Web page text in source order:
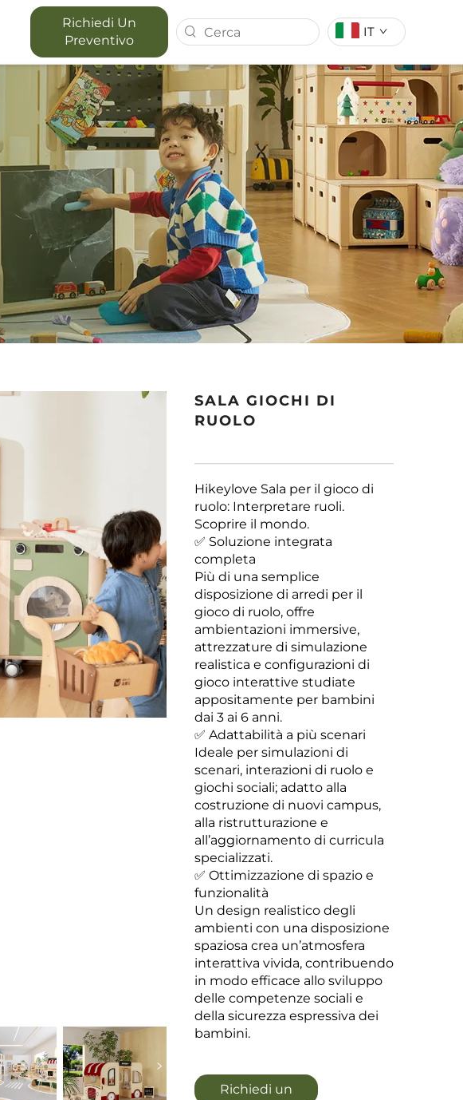
SERIE LUMIN FOREST SERIE MAPORA
SPAZIO ALL'APERTO
Richiedi Un
Preventivo
IT
SALA GIOCHI DI
RUOLO
Hikeylove Sala per il gioco di
ruolo: Interpretare ruoli.
Scoprire il mondo.
✅ Soluzione integrata
completa
Più di una semplice
disposizione di arredi per il
gioco di ruolo, offre
ambientazioni immersive,
attrezzature di simulazione
realistica e configurazioni di
gioco interattive studiate
appositamente per bambini
dai 3 ai 6 anni.
✅ Adattabilità a più scenari
Ideale per simulazioni di
scenari, interazioni di ruolo e
giochi sociali; adatto alla
costruzione di nuovi campus,
alla ristrutturazione e
all’aggiornamento di curricula
specializzati.
✅ Ottimizzazione di spazio e
funzionalità
Un design realistico degli
ambienti con una disposizione
spaziosa crea un’atmosfera
interattiva vivida, contribuendo
in modo efficace allo sviluppo
delle competenze sociali e
della sicurezza espressiva dei
bambini.
Richiedi un